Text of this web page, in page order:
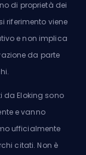
di proprietà dei
riferimento viene
e non implica
da parte
da Eloking sono
e vanno
ufficialmente
citati. Non è